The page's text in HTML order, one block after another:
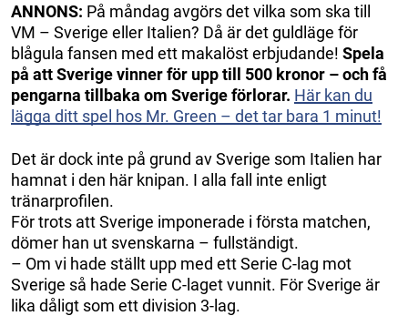
ANNONS: På måndag avgörs det vilka som ska till
VM – Sverige eller Italien? Då är det guldläge för
blågula fansen med ett makalöst erbjudande! Spela
på att Sverige vinner för upp till 500 kronor – och få
pengarna tillbaka om Sverige förlorar. Här kan du
lägga ditt spel hos Mr. Green – det tar bara 1 minut!
Det är dock inte på grund av Sverige som Italien har
hamnat i den här knipan. I alla fall inte enligt
tränarprofilen.
För trots att Sverige imponerade i första matchen,
dömer han ut svenskarna – fullständigt.
– Om vi hade ställt upp med ett Serie C-lag mot
Sverige så hade Serie C-laget vunnit. För Sverige är
lika dåligt som ett division 3-lag.